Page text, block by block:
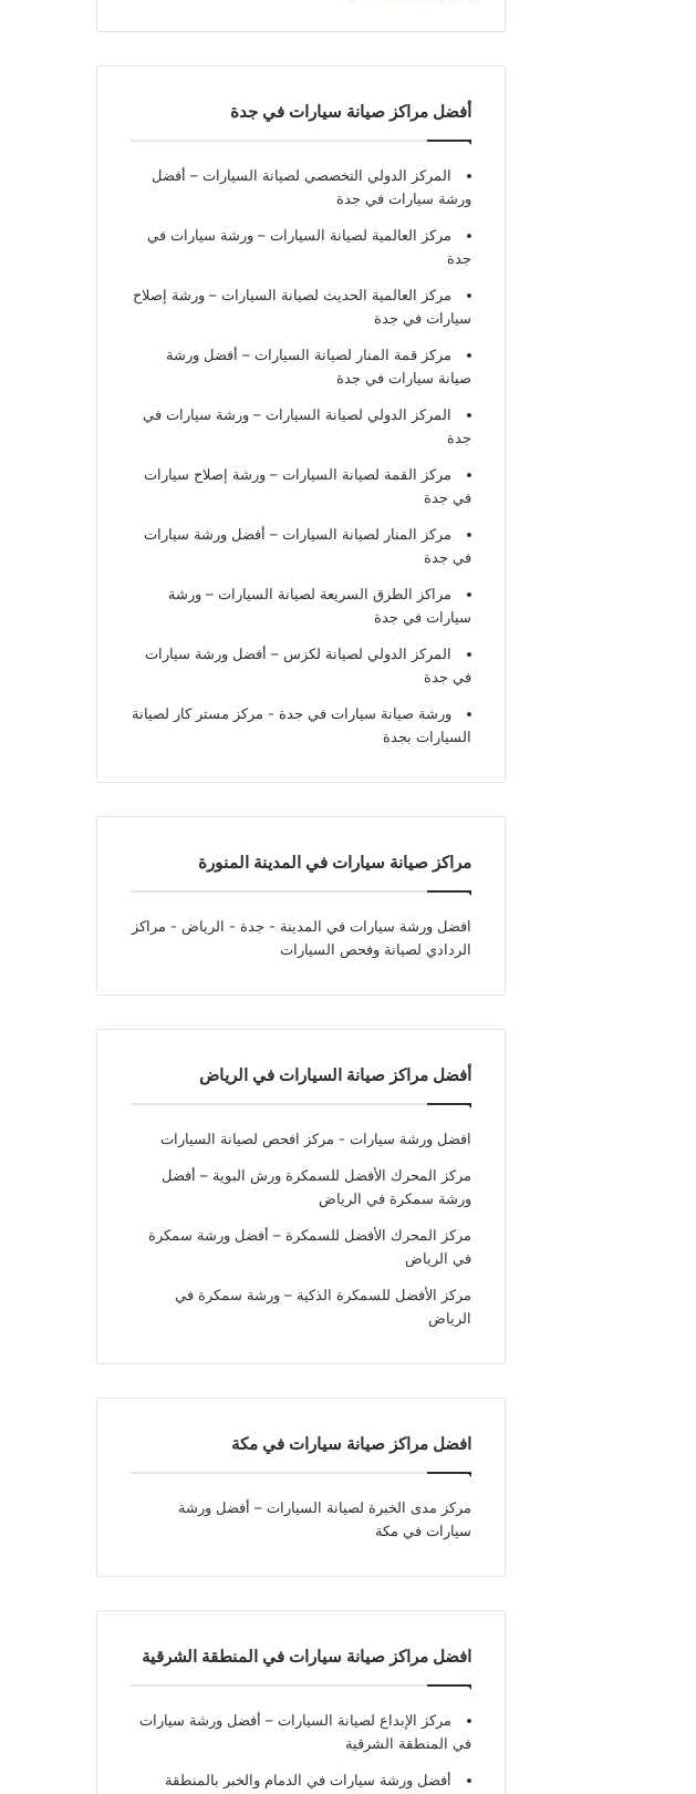
أفضل مراكز صيانة سيارات في جدة
المركز الدولي التخصصي لصيانة السيارات – أفضل
ورشة سيارات في جدة
مركز العالمية لصيانة السيارات – ورشة سيارات في
جدة
مركز العالمية الحديث لصيانة السيارات – ورشة إصلاح
سيارات في جدة
مركز قمة المنار لصيانة السيارات – أفضل ورشة
صيانة سيارات في جدة
المركز الدولي لصيانة السيارات – ورشة سيارات في
جدة
مركز القمة لصيانة السيارات – ورشة إصلاح سيارات
في جدة
مركز المنار لصيانة السيارات – أفضل ورشة سيارات
في جدة
مراكز الطرق السريعة لصيانة السيارات – ورشة
سيارات في جدة
المركز الدولي لصيانة لكزس – أفضل ورشة سيارات
في جدة
ورشة صيانة سيارات في جدة - مركز مستر كار لصيانة
السيارات بجدة
مراكز صيانة سيارات في المدينة المنورة
افضل ورشة سيارات في المدينة - جدة - الرياض - مراكز
الردادي لصيانة وفحص السيارات
أفضل مراكز صيانة السيارات في الرياض
افضل ورشة سيارات - مركز افحص لصيانة السيارات
مركز المحرك الأفضل للسمكرة ورش البوية – أفضل
ورشة سمكرة في الرياض
مركز المحرك الأفضل للسمكرة – أفضل ورشة سمكرة
في الرياض
مركز الأفضل للسمكرة الذكية – ورشة سمكرة في
الرياض
افضل مراكز صيانة سيارات في مكة
مركز مدى الخبرة لصيانة السيارات – أفضل ورشة
سيارات في مكة
افضل مراكز صيانة سيارات في المنطقة الشرقية
مركز الإبداع لصيانة السيارات – أفضل ورشة سيارات
في المنطقة الشرقية
أفضل ورشة سيارات في الدمام والخبر بالمنطقة